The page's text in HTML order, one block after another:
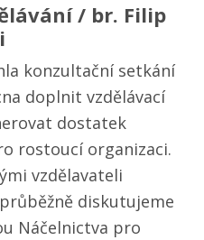
/ br. Filip
konzultační setkání
doplnit vzdělávací
dostatek
rostoucí organizaci.
vzdělavateli
diskutujeme
Náčelnictva pro